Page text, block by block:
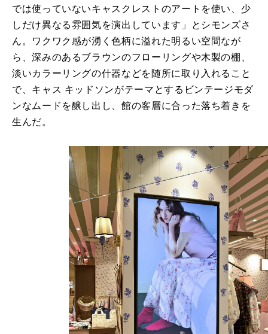
では使っていないキャスクレストのアートを使い、少
しだけ異なる雰囲気を演出しています」とシモンズさ
ん。ワクワク感が湧く色柄に溢れた明るい空間なが
ら、深みのあるブラウンのフローリングや木製の棚、
淡いカラーリングの什器などを随所に取り入れること
で、キャス キッドソンがテーマとするビンテージモダ
ンなムードを醸し出し、館の客層に合った落ち着きを
生んだ。